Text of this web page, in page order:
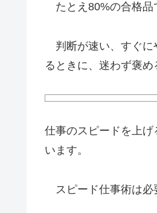
たとえ80%の合格品
判断が速い、すぐに
るときに、迷わず褒め
仕事のスピードを上
います。
スピード仕事術は必